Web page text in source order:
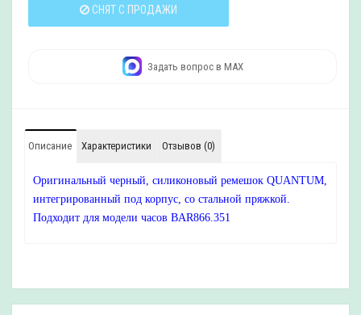
СНЯТ С ПРОДАЖИ
Задать вопрос в MAX
Описание Характеристики Отзывов (0)
Оригинальный черный, силиконовый ремешок QUANTUM,
интегрированный под корпус, со стальной пряжкой.
Подходит для модели часов BAR866.351